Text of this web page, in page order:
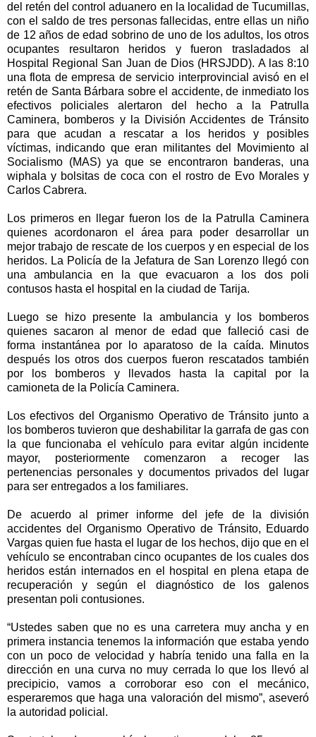
del retén del control aduanero en la localidad de Tucumillas,
con el saldo de tres personas fallecidas, entre ellas un niño
de 12 años de edad sobrino de uno de los adultos, los otros
ocupantes resultaron heridos y fueron trasladados al
Hospital Regional San Juan de Dios (HRSJDD). A las 8:10
una flota de empresa de servicio interprovincial avisó en el
retén de Santa Bárbara sobre el accidente, de inmediato los
efectivos policiales alertaron del hecho a la Patrulla
Caminera, bomberos y la División Accidentes de Tránsito
para que acudan a rescatar a los heridos y posibles
víctimas, indicando que eran militantes del Movimiento al
Socialismo (MAS) ya que se encontraron banderas, una
wiphala y bolsitas de coca con el rostro de Evo Morales y
Carlos Cabrera.
Los primeros en llegar fueron los de la Patrulla Caminera
quienes acordonaron el área para poder desarrollar un
mejor trabajo de rescate de los cuerpos y en especial de los
heridos. La Policía de la Jefatura de San Lorenzo llegó con
una ambulancia en la que evacuaron a los dos poli
contusos hasta el hospital en la ciudad de Tarija.
Luego se hizo presente la ambulancia y los bomberos
quienes sacaron al menor de edad que falleció casi de
forma instantánea por lo aparatoso de la caída. Minutos
después los otros dos cuerpos fueron rescatados también
por los bomberos y llevados hasta la capital por la
camioneta de la Policía Caminera.
Los efectivos del Organismo Operativo de Tránsito junto a
los bomberos tuvieron que deshabilitar la garrafa de gas con
la que funcionaba el vehículo para evitar algún incidente
mayor, posteriormente comenzaron a recoger las
pertenencias personales y documentos privados del lugar
para ser entregados a los familiares.
De acuerdo al primer informe del jefe de la división
accidentes del Organismo Operativo de Tránsito, Eduardo
Vargas quien fue hasta el lugar de los hechos, dijo que en el
vehículo se encontraban cinco ocupantes de los cuales dos
heridos están internados en el hospital en plena etapa de
recuperación y según el diagnóstico de los galenos
presentan poli contusiones.
“Ustedes saben que no es una carretera muy ancha y en
primera instancia tenemos la información que estaba yendo
con un poco de velocidad y habría tenido una falla en la
dirección en una curva no muy cerrada lo que los llevó al
precipicio, vamos a corroborar eso con el mecánico,
esperaremos que haga una valoración del mismo”, aseveró
la autoridad policial.